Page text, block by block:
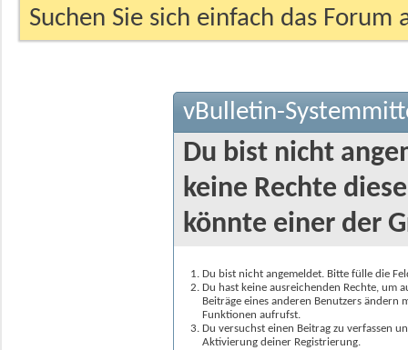
Suchen Sie sich einfach das
vBulletin-
Du bist nicht
keine Rechte
könnte einer der
Du bist nicht angemeldet. Bitte fülle die
Du hast keine ausreichenden Rechte, um
Beiträge eines anderen Benutzers
Funktionen aufrufst.
Du versuchst einen Beitrag zu verfassen
Aktivierung deiner Registrierung.